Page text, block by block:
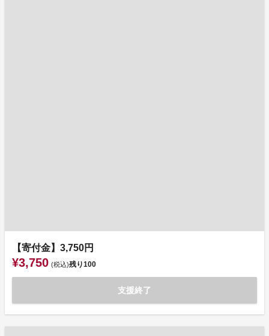
【寄付金】3,750円
¥3,750 (税込)残り100
支援終了